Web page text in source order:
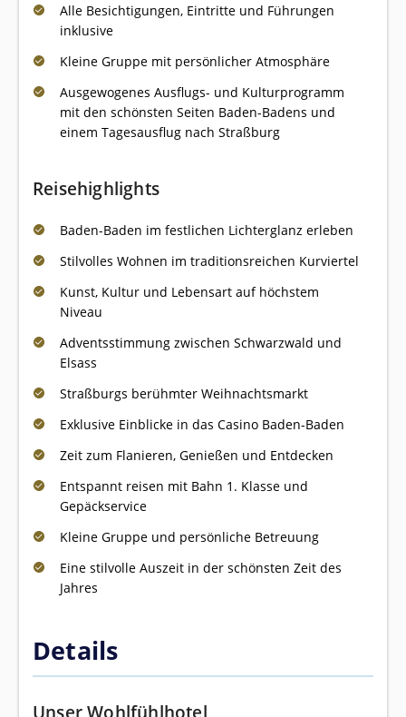
Alle Besichtigungen, Eintritte und Führungen
inklusive
Kleine Gruppe mit persönlicher Atmosphäre
Ausgewogenes Ausflugs- und Kulturprogramm
mit den schönsten Seiten Baden-Badens und
einem Tagesausflug nach Straßburg
Reisehighlights
Baden-Baden im festlichen Lichterglanz erleben
Stilvolles Wohnen im traditionsreichen Kurviertel
Kunst, Kultur und Lebensart auf höchstem
Niveau
Adventsstimmung zwischen Schwarzwald und
Elsass
Straßburgs berühmter Weihnachtsmarkt
Exklusive Einblicke in das Casino Baden-Baden
Zeit zum Flanieren, Genießen und Entdecken
Entspannt reisen mit Bahn 1. Klasse und
Gepäckservice
Kleine Gruppe und persönliche Betreuung
Eine stilvolle Auszeit in der schönsten Zeit des
Jahres
Details
Unser Wohlfühlhotel